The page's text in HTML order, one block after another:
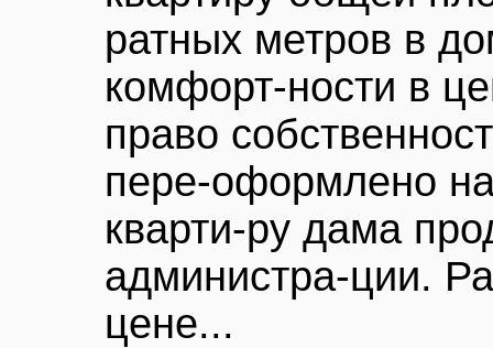
ратных метров в
комфорт-ности в
право
пере-оформлено
кварти-ру дама
администра-ции.
цене...